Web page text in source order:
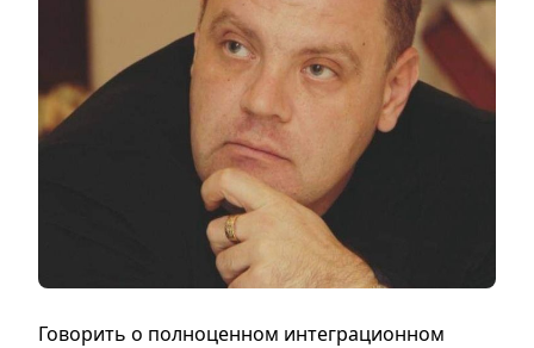
Говорить о полноценном интеграционном